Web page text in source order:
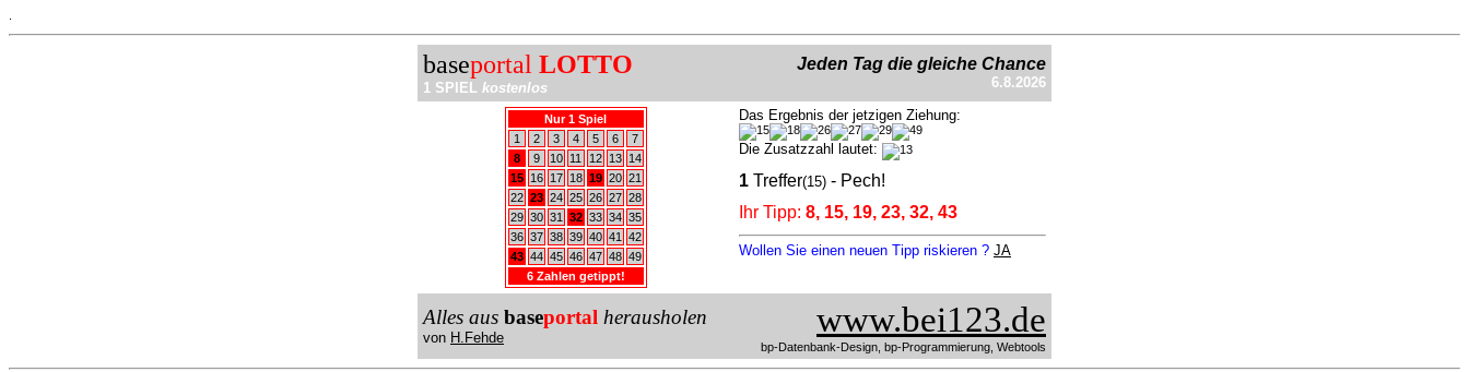
baseportal LOTTO
1 SPIEL kostenlos
Jeden Tag die gleiche Chance
6.8.2026
Nur 1 Spiel
1
2 3 4 5 6
7
8
9 10 11 12 13
14
15
16 17 18 19 20 21
22 23 24 25 26 27 28
29 30 31 32 33 34 35
36 37 38 39 40 41
42
43 44 45 46 47 48 49
6 Zahlen getippt!
Das Ergebnis der jetzigen Ziehung:
Die Zusatzzahl lautet:
1 Treffer(15) - Pech!
Ihr Tipp: 8, 15, 19, 23, 32, 43
Wollen Sie einen neuen Tipp riskieren ? JA
Alles aus baseportal herausholen
von H.Fehde www.bei123.de
bp-Datenbank-Design, bp-Programmierung, Webtools